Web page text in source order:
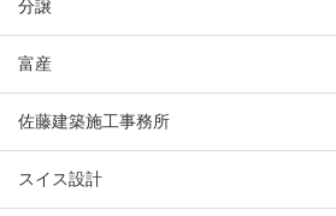
分譲
富産
佐藤建築施工事務所
スイス設計